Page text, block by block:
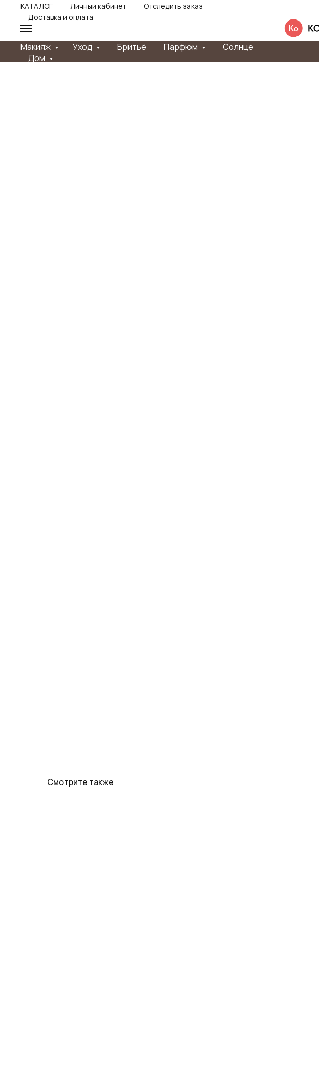
КАТАЛОГ Личный кабинет
Отследить заказ
Доставка и оплата
Макияж Уход Бритьё Парфюм
Солнце
Дом
Смотрите также